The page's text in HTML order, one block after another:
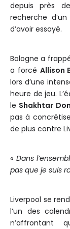
depuis près
recherche
d’avoir essayé.
Bologne a
a forcé Allison
lors d’une
heure de jeu.
le Shakhtar
pas à
de plus contre
« Dans
pas que je suis
Liverpool se
l’un des
n’affrontant